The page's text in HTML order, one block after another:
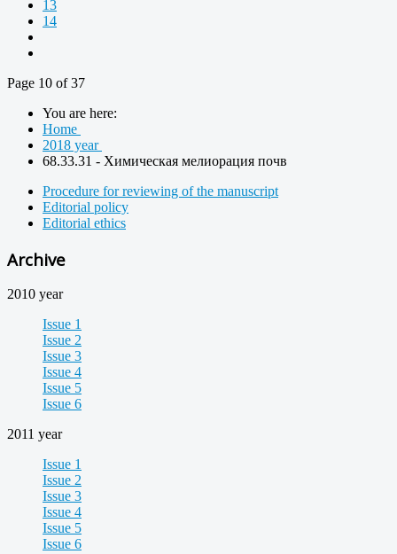
13
14
Page 10 of 37
You are here:
Home
2018 year
68.33.31 - Химическая мелиорация почв
Procedure for reviewing of the manuscript
Editorial policy
Editorial ethics
Archive
2010 year
Issue 1
Issue 2
Issue 3
Issue 4
Issue 5
Issue 6
2011 year
Issue 1
Issue 2
Issue 3
Issue 4
Issue 5
Issue 6